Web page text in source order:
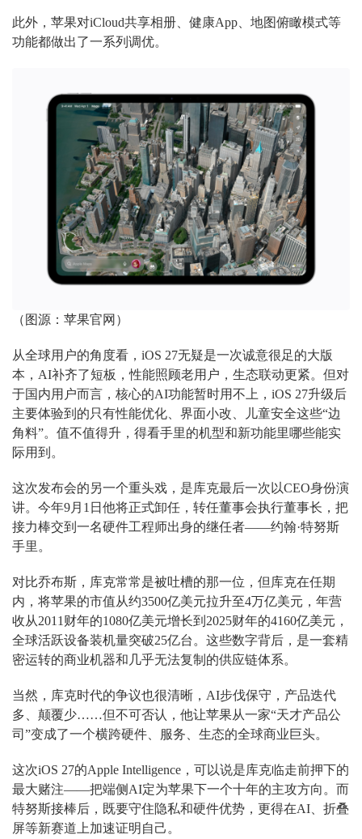
此外，苹果对iCloud共享相册、健康App、地图俯瞰模式等
功能都做出了一系列调优。
（图源：苹果官网）
从全球用户的角度看，iOS 27无疑是一次诚意很足的大版
本，AI补齐了短板，性能照顾老用户，生态联动更紧。但对
于国内用户而言，核心的AI功能暂时用不上，iOS 27升级后
主要体验到的只有性能优化、界面小改、儿童安全这些“边
角料”。值不值得升，得看手里的机型和新功能里哪些能实
际用到。
这次发布会的另一个重头戏，是库克最后一次以CEO身份演
讲。今年9月1日他将正式卸任，转任董事会执行董事长，把
接力棒交到一名硬件工程师出身的继任者——约翰·特努斯
手里。
对比乔布斯，库克常常是被吐槽的那一位，但库克在任期
内，将苹果的市值从约3500亿美元拉升至4万亿美元，年营
收从2011财年的1080亿美元增长到2025财年的4160亿美元，
全球活跃设备装机量突破25亿台。这些数字背后，是一套精
密运转的商业机器和几乎无法复制的供应链体系。
当然，库克时代的争议也很清晰，AI步伐保守，产品迭代
多、颠覆少……但不可否认，他让苹果从一家“天才产品公
司”变成了一个横跨硬件、服务、生态的全球商业巨头。
这次iOS 27的Apple Intelligence，可以说是库克临走前押下的
最大赌注——把端侧AI定为苹果下一个十年的主攻方向。而
特努斯接棒后，既要守住隐私和硬件优势，更得在AI、折叠
屏等新赛道上加速证明自己。